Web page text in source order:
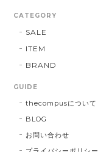
CATEGORY
SALE
ITEM
BRAND
GUIDE
thecompusについて
BLOG
お問い合わせ